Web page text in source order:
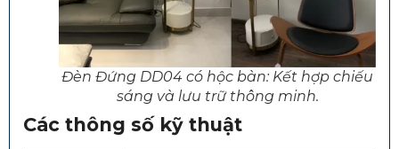
Đèn Đứng DD04 có hộc bàn: Kết hợp chiếu
sáng và lưu trữ thông minh.
Các thông số kỹ thuật